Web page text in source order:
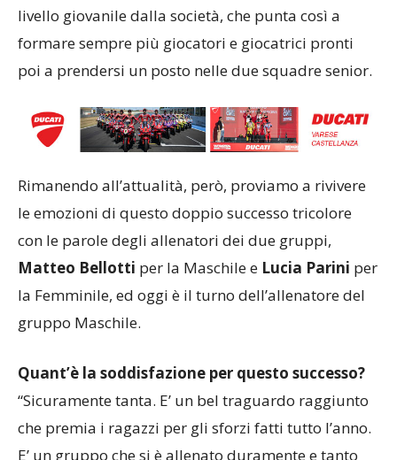
livello giovanile dalla società, che punta così a
formare sempre più giocatori e giocatrici pronti
poi a prendersi un posto nelle due squadre senior.
Rimanendo all’attualità, però, proviamo a rivivere
le emozioni di questo doppio successo tricolore
con le parole degli allenatori dei due gruppi,
per la Maschile e
per
la Femminile, ed oggi è il turno dell’allenatore del
gruppo Maschile.
Quant’è la soddisfazione per questo successo?
“Sicuramente tanta. E’ un bel traguardo raggiunto
che premia i ragazzi per gli sforzi fatti tutto l’anno.